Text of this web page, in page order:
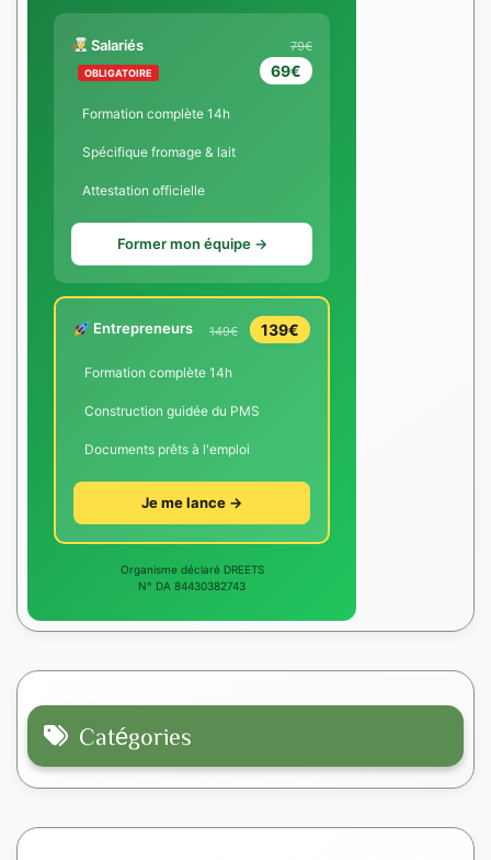
Salariés
OBLIGATOIRE
79€
69€
Formation complète 14h
Spécifique fromage & lait
Attestation officielle
Former mon équipe →
Entrepreneurs 149€ 139€
Formation complète 14h
Construction guidée du PMS
Documents prêts à l'emploi
Je me lance →
Organisme déclaré DREETS
N° DA 84430382743
Catégories